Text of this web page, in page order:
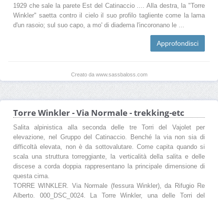
1929 che sale la parete Est del Catinaccio .... Alla destra, la "Torre
Winkler" saetta contro il cielo il suo profilo tagliente come la lama
d'un rasoio; sul suo capo, a mo' di diadema l'incoronano le ...
Approfondisci
Creato da www.sassbaloss.com
Torre Winkler - Via Normale - trekking-etc
Salita alpinistica alla seconda delle tre Torri del Vajolet per
elevazione, nel Gruppo del Catinaccio. Benché la via non sia di
difficoltà elevata, non è da sottovalutare. Come capita quando si
scala una struttura torreggiante, la verticalità della salita e delle
discese a corda doppia rappresentano la principale dimensione di
questa cima.
TORRE WINKLER. Via Normale (fessura Winkler), da Rifugio Re
Alberto. 000_DSC_0024. La Torre Winkler, una delle Torri del